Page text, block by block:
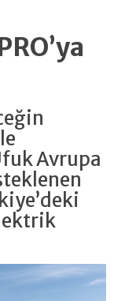
Avrupa